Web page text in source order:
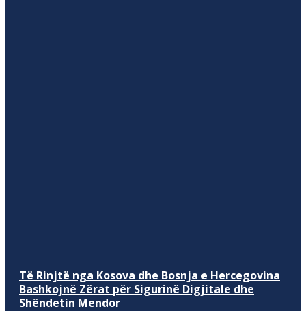
Të Rinjtë nga Kosova dhe Bosnja e Hercegovina
Bashkojnë Zërat për Sigurinë Digjitale dhe
Shëndetin Mendor